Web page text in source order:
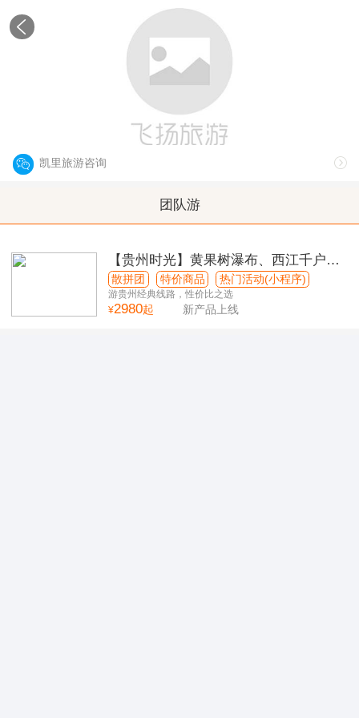
凯里旅游咨询
团队游
【贵州时光】黄果树瀑布、西江千户苗
寨、荔波小七孔双飞5日游
散拼团 特价商品 热门活动(小程序)
游贵州经典线路，性价比之选
¥2980起 新产品上线